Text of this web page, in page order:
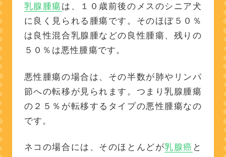
乳腺腫瘍は、１０歳前後のメスのシニア犬
に良く見られる腫瘍です。そのほぼ５０％
は良性混合乳腺腫などの良性腫瘍、残りの
５０％は悪性腫瘍です。
悪性腫瘍の場合は、その半数が肺やリンパ
節への転移が見られます。つまり乳腺腫瘍
の２５％が転移するタイプの悪性腫瘍なの
です。
ネコの場合には、そのほとんどが乳腺癌 と